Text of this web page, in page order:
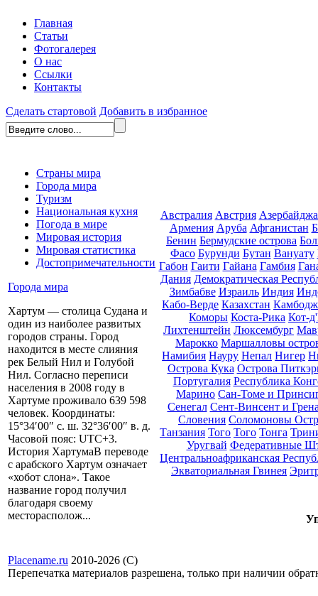
Главная
Статьи
Фотогалерея
О нас
Ссылки
Контакты
Сделать стартовой Добавить в избранное
Страны мира
Города мира
Туризм
Национальная кухня
Погода в мире
Мировая история
Мировая статистика
Достопримечательности
Города мира
Хартум — столица Судана и
один из наиболее развитых
городов страны. Город
находится в месте слияния
рек Белый Нил и Голубой
Нил. Согласно переписи
населения в 2008 году в
Хартуме проживало 639 598
человек. Координаты:
15°34′00″ с. ш. 32°36′00″ в. д.
Часовой пояс: UTC+3.
История ХартумаВ переводе
с арабского Хартум означает
«хобот слона». Такое
название город получил
благодаря своему
месторасполож...
Австралия Австрия
Армения Аруба Афганистан
Бенин Бермудские острова
Фасо Бурунди Бутан Вануату
Габон Гаити Гайана Гамбия
Дания Демократическая
Зимбабве Израиль Индия
Кабо-Верде Казахстан
Коморы Коста-Рика Кот-
Лихтенштейн Люксембург
Марокко Маршалловы
Намибия Науру Непал Нигер
Острова Кука Острова
Португалия Республика
Марино Сан-Томе и
Сенегал Сент-Винсент и
Словения Соломоновы
Танзания Того Того Тонга
Уругвай Федеративные
Центральноафриканская
Экваториальная Гвинея
Placename.ru 2010-2026 (С)
Перепечатка материалов разрешена, только при наличии